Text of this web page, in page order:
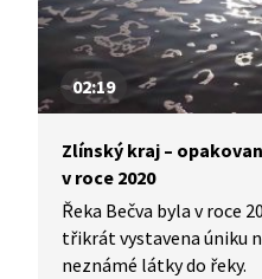
02:19
Zlínský kraj –
v roce 2020
Řeka Bečva byla v roce
třikrát vystavena úniku
neznámé látky do řeky.